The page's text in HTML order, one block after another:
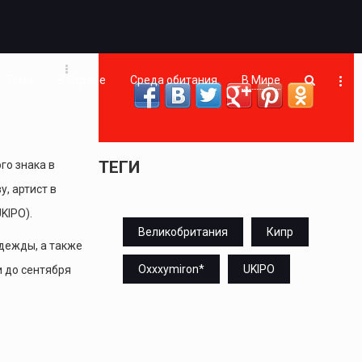
В Стране Среда обитания В Мире
знака в
артист в
а также
до сентября
ТЕГИ
Великобритания Кипр
Oxxxymiron* UKIPO